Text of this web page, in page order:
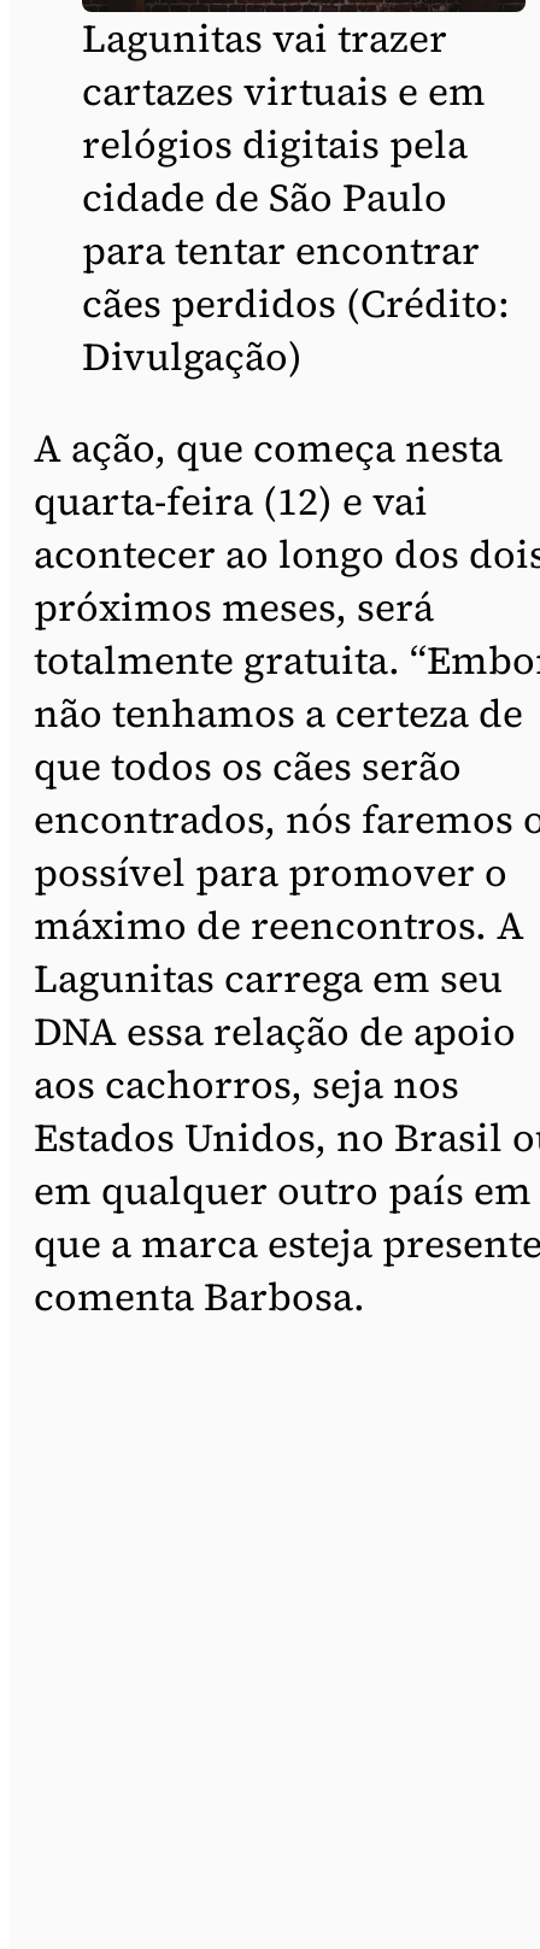
Lagunitas vai trazer
cartazes virtuais e em
relógios digitais pela
cidade de São Paulo
para tentar encontrar
cães perdidos (Crédito:
Divulgação)
A ação, que começa nesta
quarta-feira (12) e vai
acontecer ao longo dos
próximos meses, será
totalmente gratuita.
não tenhamos a certeza de
que todos os cães serão
encontrados, nós faremos
possível para promover o
máximo de reencontros. A
Lagunitas carrega em seu
DNA essa relação de apoio
aos cachorros, seja nos
Estados Unidos, no Brasil
em qualquer outro país em
que a marca esteja
comenta Barbosa.